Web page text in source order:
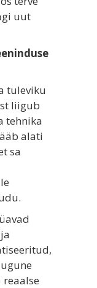
uut
tuleviku
liigub
tehnika
alati
sa